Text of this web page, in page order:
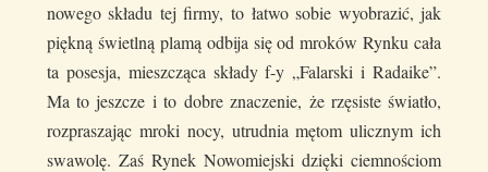
nowego składu tej firmy, to łatwo sobie wyobrazić, jak
piękną świetlną plamą odbija się od mroków Rynku cała
ta posesja, mieszcząca składy f-y „Falarski i Radaike”.
Ma to jeszcze i to dobre znaczenie, że rzęsiste światło,
rozpraszając mroki nocy, utrudnia mętom ulicznym ich
swawolę. Zaś Rynek Nowomiejski dzięki ciemnościom